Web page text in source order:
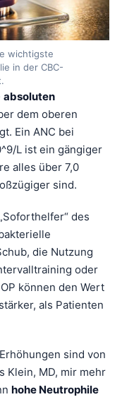
wichtigste
in der CBC-
absoluten
dem oberen
Ein ANC bei
L ist ein gängiger
alles über 7,0
sind.
des
die Nutzung
oder
können den Wert
als Patienten
sind von
Klein, MD, mir mehr
hohe Neutrophile